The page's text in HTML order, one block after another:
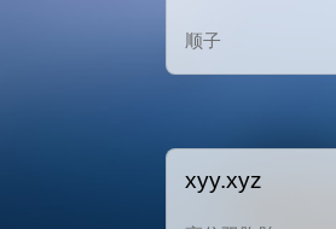
顺子
xyy.xyz